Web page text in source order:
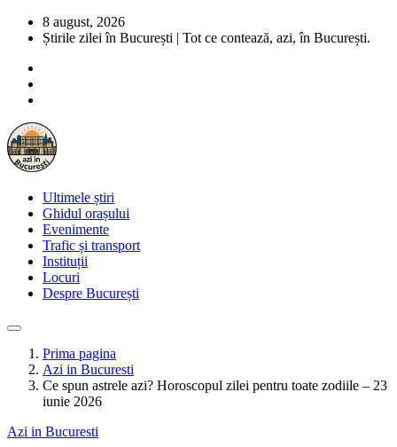
8 august, 2026
Știrile zilei în București | Tot ce contează, azi, în București.
Ultimele știri
Ghidul orașului
Evenimente
Trafic și transport
Instituții
Locuri
Despre București
Prima pagina
Azi in Bucuresti
Ce spun astrele azi? Horoscopul zilei pentru toate zodiile – 23
iunie 2026
Azi in Bucuresti